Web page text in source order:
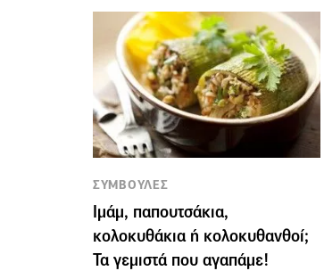
ΣΥΜΒΟΥΛΕΣ
Ιμάμ, παπουτσάκια,
κολοκυθάκια ή κολοκυθανθοί;
Τα γεμιστά που αγαπάμε!